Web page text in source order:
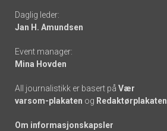
links
Daglig leder:
Jan H. Amundsen
Event manager:
Mina Hovden
All journalistikk er basert på Vær
varsom-plakaten og Redaktørplakaten
Om informasjonskapsler